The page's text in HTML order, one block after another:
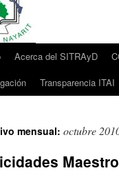
Acerca del SITRAyD
Transparencia ITAI
mensual: octubre